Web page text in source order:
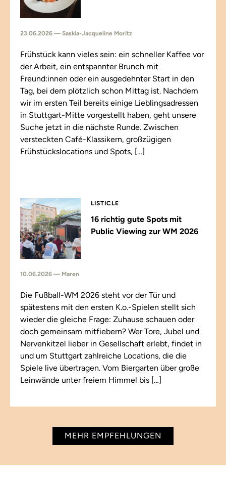
23.06.2026 — Saskia-Jacqueline Moritz
Frühstück kann vieles sein: ein schneller Kaffee vor
der Arbeit, ein entspannter Brunch mit
Freund:innen oder ein ausgedehnter Start in den
Tag, bei dem plötzlich schon Mittag ist. Nachdem
wir im ersten Teil bereits einige Lieblingsadressen
in Stuttgart-Mitte vorgestellt haben, geht unsere
Suche jetzt in die nächste Runde. Zwischen
versteckten Café-Klassikern, großzügigen
Frühstückslocations und Spots, […]
LISTICLE
16 richtig gute Spots mit
Public Viewing zur WM 2026
10.06.2026 — Maren
Die Fußball-WM 2026 steht vor der Tür und
spätestens mit den ersten K.o.-Spielen stellt sich
wieder die gleiche Frage: Zuhause schauen oder
doch gemeinsam mitfiebern? Wer Tore, Jubel und
Nervenkitzel lieber in Gesellschaft erlebt, findet in
und um Stuttgart zahlreiche Locations, die die
Spiele live übertragen. Vom Biergarten über große
Leinwände unter freiem Himmel bis […]
MEHR EMPFEHLUNGEN